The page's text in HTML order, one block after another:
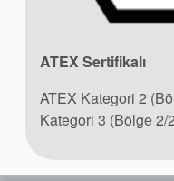
ATEX Sertifikalı
ATEX Kategori 2
Kategori 3 (Bölge 2/